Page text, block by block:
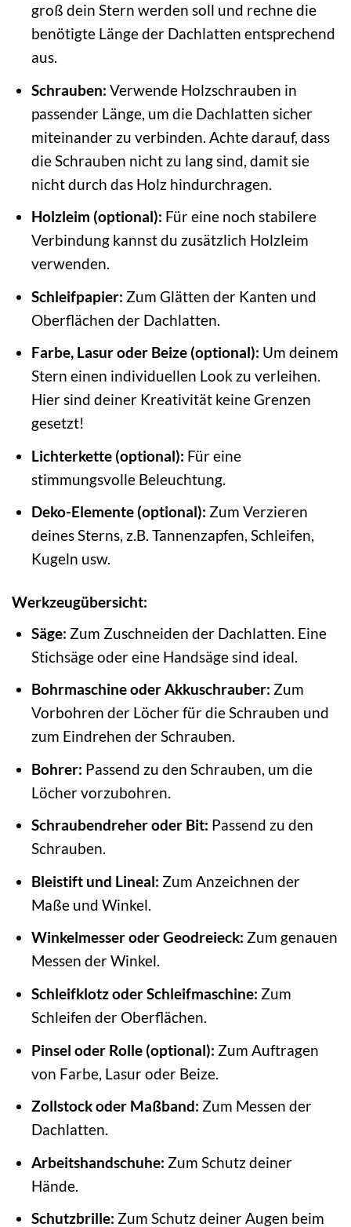
groß dein Stern werden soll und rechne die
benötigte Länge der Dachlatten entsprechend
aus.
Schrauben: Verwende Holzschrauben in
passender Länge, um die Dachlatten sicher
miteinander zu verbinden. Achte darauf, dass
die Schrauben nicht zu lang sind, damit sie
nicht durch das Holz hindurchragen.
Holzleim (optional): Für eine noch stabilere
Verbindung kannst du zusätzlich Holzleim
verwenden.
Schleifpapier: Zum Glätten der Kanten und
Oberflächen der Dachlatten.
Farbe, Lasur oder Beize (optional): Um deinem
Stern einen individuellen Look zu verleihen.
Hier sind deiner Kreativität keine Grenzen
gesetzt!
Lichterkette (optional): Für eine
stimmungsvolle Beleuchtung.
Deko-Elemente (optional): Zum Verzieren
deines Sterns, z.B. Tannenzapfen, Schleifen,
Kugeln usw.
Werkzeugübersicht:
Säge: Zum Zuschneiden der Dachlatten. Eine
Stichsäge oder eine Handsäge sind ideal.
Bohrmaschine oder Akkuschrauber: Zum
Vorbohren der Löcher für die Schrauben und
zum Eindrehen der Schrauben.
Bohrer: Passend zu den Schrauben, um die
Löcher vorzubohren.
Schraubendreher oder Bit: Passend zu den
Schrauben.
Bleistift und Lineal: Zum Anzeichnen der
Maße und Winkel.
Winkelmesser oder Geodreieck: Zum genauen
Messen der Winkel.
Schleifklotz oder Schleifmaschine: Zum
Schleifen der Oberflächen.
Pinsel oder Rolle (optional): Zum Auftragen
von Farbe, Lasur oder Beize.
Zollstock oder Maßband: Zum Messen der
Dachlatten.
Arbeitshandschuhe: Zum Schutz deiner
Hände.
Schutzbrille: Zum Schutz deiner Augen beim